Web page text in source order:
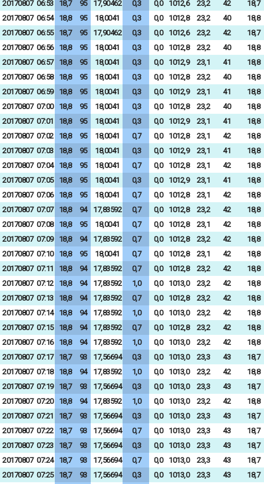
20170807 06:53 18,7 95 17,90462 0,3 0,0 1012,6 23,2 42
18,7
20170807 06:54 18,8 95 18,0041 0,3 0,0 1012,8 23,2 40
18,8
20170807 06:55 18,7 95 17,90462 0,3 0,0 1012,6 23,2 42
18,7
20170807 06:56 18,8 95 18,0041 0,3 0,0 1012,8 23,2 40
18,8
20170807 06:57 18,8 95 18,0041 0,3 0,0 1012,9 23,1 41
18,8
20170807 06:58 18,8 95 18,0041 0,3 0,0 1012,8 23,2 40
18,8
20170807 06:59 18,8 95 18,0041 0,3 0,0 1012,9 23,1 41
18,8
20170807 07:00 18,8 95 18,0041 0,3 0,0 1012,8 23,2 40
18,8
20170807 07:01 18,8 95 18,0041 0,3 0,0 1012,9 23,1 41
18,8
20170807 07:02 18,8 95 18,0041 0,7 0,0 1012,8 23,1 42
18,8
20170807 07:03 18,8 95 18,0041 0,3 0,0 1012,9 23,1 41
18,8
20170807 07:04 18,8 95 18,0041 0,7 0,0 1012,8 23,1 42
18,8
20170807 07:05 18,8 95 18,0041 0,3 0,0 1012,9 23,1 41
18,8
20170807 07:06 18,8 95 18,0041 0,7 0,0 1012,8 23,1 42
18,8
20170807 07:07 18,8 94 17,83592 0,7 0,0 1012,8 23,2 42
18,8
20170807 07:08 18,8 95 18,0041 0,7 0,0 1012,8 23,1 42
18,8
20170807 07:09 18,8 94 17,83592 0,7 0,0 1012,8 23,2 42
18,8
20170807 07:10 18,8 95 18,0041 0,7 0,0 1012,8 23,1 42
18,8
20170807 07:11 18,8 94 17,83592 0,7 0,0 1012,8 23,2 42
18,8
20170807 07:12 18,8 94 17,83592 1,0 0,0 1013,0 23,2 42
18,8
20170807 07:13 18,8 94 17,83592 0,7 0,0 1012,8 23,2 42
18,8
20170807 07:14 18,8 94 17,83592 1,0 0,0 1013,0 23,2 42
18,8
20170807 07:15 18,8 94 17,83592 0,7 0,0 1012,8 23,2 42
18,8
20170807 07:16 18,8 94 17,83592 1,0 0,0 1013,0 23,2 42
18,8
20170807 07:17 18,7 93 17,56694 0,3 0,0 1013,0 23,3 43
18,7
20170807 07:18 18,8 94 17,83592 1,0 0,0 1013,0 23,2 42
18,8
20170807 07:19 18,7 93 17,56694 0,3 0,0 1013,0 23,3 43
18,7
20170807 07:20 18,8 94 17,83592 1,0 0,0 1013,0 23,2 42
18,8
20170807 07:21 18,7 93 17,56694 0,3 0,0 1013,0 23,3 43
18,7
20170807 07:22 18,7 93 17,56694 0,7 0,0 1013,0 23,3 43
18,7
20170807 07:23 18,7 93 17,56694 0,3 0,0 1013,0 23,3 43
18,7
20170807 07:24 18,7 93 17,56694 0,7 0,0 1013,0 23,3 43
18,7
20170807 07:25 18,7 93 17,56694 0,3 0,0 1013,0 23,3 43
18,7